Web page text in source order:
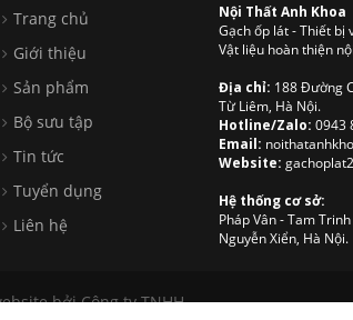
Trang chủ
Giới thiệu
Sản phẩm
Bộ sưu tập
Tin tức
Tuyển dụng
Liên hệ
Nội Thất Anh Khoa
Gạch ốp lát - Thiết bị
Vật liệu hoàn thiện
Địa chỉ: 188 Đường
Từ Liêm, Hà Nội.
Hotline/Zalo: 0943
Email:
Website:
Hệ thống cơ sở:
Pháp Vân - Tam
Nguyễn Xiển, Hà Nội.
bởi Công ty TNHH